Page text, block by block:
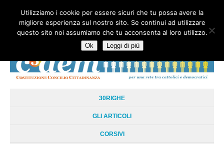
HOME CHI SIAMO LA RETE LE RADICI DOCUMENTAZIONE
AREE TEMATICHE
30RIGHE
GLI ARTICOLI
CORSIVI
Utilizziamo i cookie per essere sicuri che tu possa avere la
migliore esperienza sul nostro sito. Se continui ad utilizzare
questo sito noi assumiamo che tu acconsenta al loro utilizzo.
Ok Leggi di più